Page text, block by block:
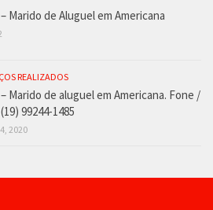
Marido de Aluguel em Americana
REALIZADOS
Marido de aluguel em Americana. Fone /
99244-1485
2020